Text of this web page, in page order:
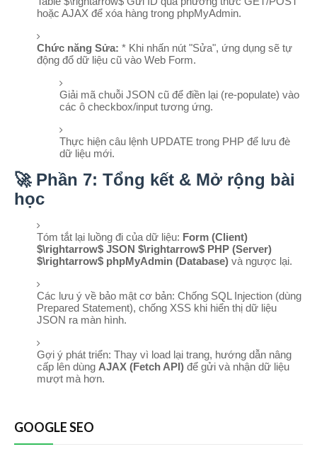
hoặc AJAX để xóa hàng trong phpMyAdmin.
Chức năng Sửa: * Khi nhấn nút "Sửa", ứng dụng sẽ tự
động đổ dữ liệu cũ vào Web Form.
Giải mã chuỗi JSON cũ để điền lại (re-populate) vào
các ô checkbox/input tương ứng.
Thực hiện câu lệnh UPDATE trong PHP để lưu đè
dữ liệu mới.
🚀 Phần 7: Tổng kết & Mở rộng bài
học
Tóm tắt lại luồng đi của dữ liệu: Form (Client)
$\rightarrow$ JSON $\rightarrow$ PHP (Server)
$\rightarrow$ phpMyAdmin (Database) và ngược lại.
Các lưu ý về bảo mật cơ bản: Chống SQL Injection (dùng
Prepared Statement), chống XSS khi hiển thị dữ liệu
JSON ra màn hình.
Gợi ý phát triển: Thay vì load lại trang, hướng dẫn nâng
cấp lên dùng AJAX (Fetch API) để gửi và nhận dữ liệu
mượt mà hơn.
GOOGLE SEO